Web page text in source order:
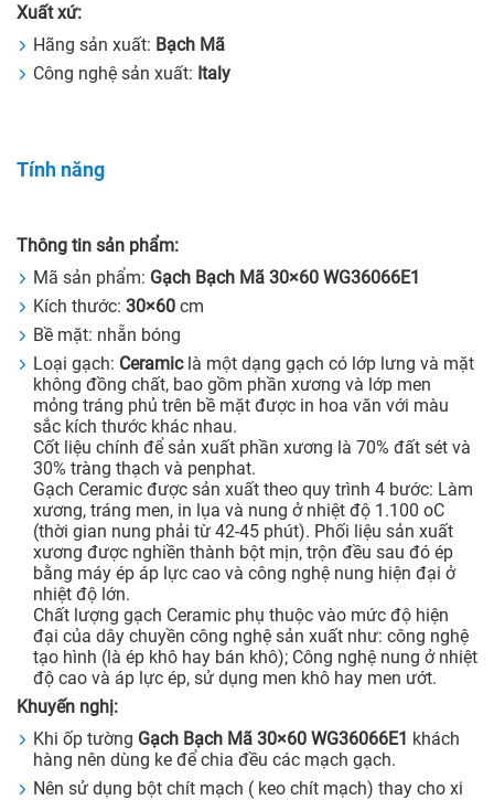
Xuất xứ:
Hãng sản xuất: Bạch Mã
Công nghệ sản xuất: Italy
Tính năng
Thông tin sản phẩm:
Mã sản phẩm: Gạch Bạch Mã 30×60 WG36066E1
Kích thước: 30×60 cm
Bề mặt: nhẵn bóng
Loại gạch: Ceramiclà một dạng gạch có lớp lưng và mặt
không đồng chất, bao gồm phần xương và lớp men
mỏng tráng phủ trên bề mặt được in hoa văn với màu
sắc kích thước khác nhau.
Cốt liệu chính để sản xuất phần xương là 70% đất sét và
30% tràng thạch và penphat.
Gạch Ceramic được sản xuất theo quy trình 4 bước: Làm
xương, tráng men, in lụa và nung ở nhiệt độ 1.100 oC
(thời gian nung phải từ 42-45 phút). Phối liệu sản xuất
xương được nghiền thành bột mịn, trộn đều sau đó ép
bằng máy ép áp lực cao và công nghệ nung hiện đại ở
nhiệt độ lớn.
Chất lượng gạch Ceramic phụ thuộc vào mức độ hiện
đại của dây chuyền công nghệ sản xuất như: công nghệ
tạo hình (là ép khô hay bán khô); Công nghệ nung ở nhiệt
độ cao và áp lực ép, sử dụng men khô hay men ướt.
Khuyến nghị:
Khi ốp tường Gạch Bạch Mã 30×60 WG36066E1 khách
hàng nên dùng ke để chia đều các mạch gạch.
Nên sử dụng bột chít mạch ( keo chít mạch) thay cho xi